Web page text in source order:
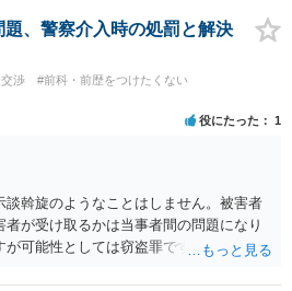
と5秒程度の動画)してしまいました。下
りません。」とありますが、少なくと
罪の被疑事実で逮捕勾留されるケース
印象です（最終的には不起訴ないし各
なることもあります）。2度としないこ
にしてください。
、警察介入時の処罰と解決
渉
#前科・前歴をつけたくない
役にたった 1
斡旋のようなことはしません。被害者
が受け取るかは当事者間の問題になり
が可能性としては窃盗罪ですので、逮捕